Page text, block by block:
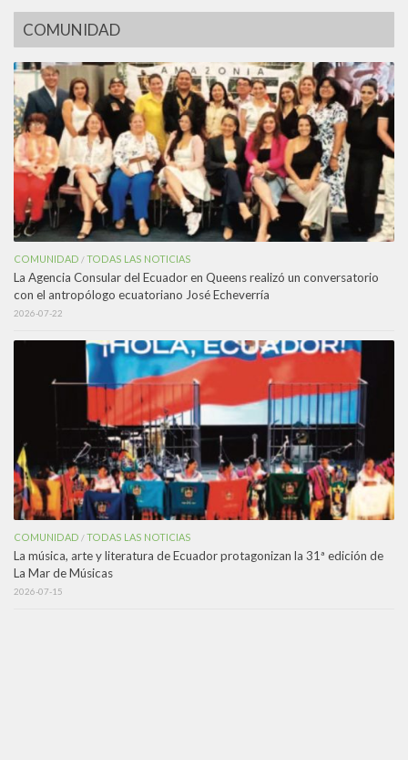
COMUNIDAD
COMUNIDAD /TODAS LAS NOTICIAS
La Agencia Consular del Ecuador en Queens realizó un conversatorio
con el antropólogo ecuatoriano José Echeverría
2026-07-22
COMUNIDAD /TODAS LAS NOTICIAS
La música, arte y literatura de Ecuador protagonizan la 31ª edición de
La Mar de Músicas
2026-07-15